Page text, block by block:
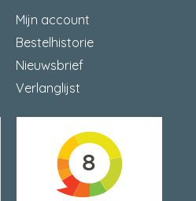
Mijn account
Bestelhistorie
Nieuwsbrief
Verlanglijst